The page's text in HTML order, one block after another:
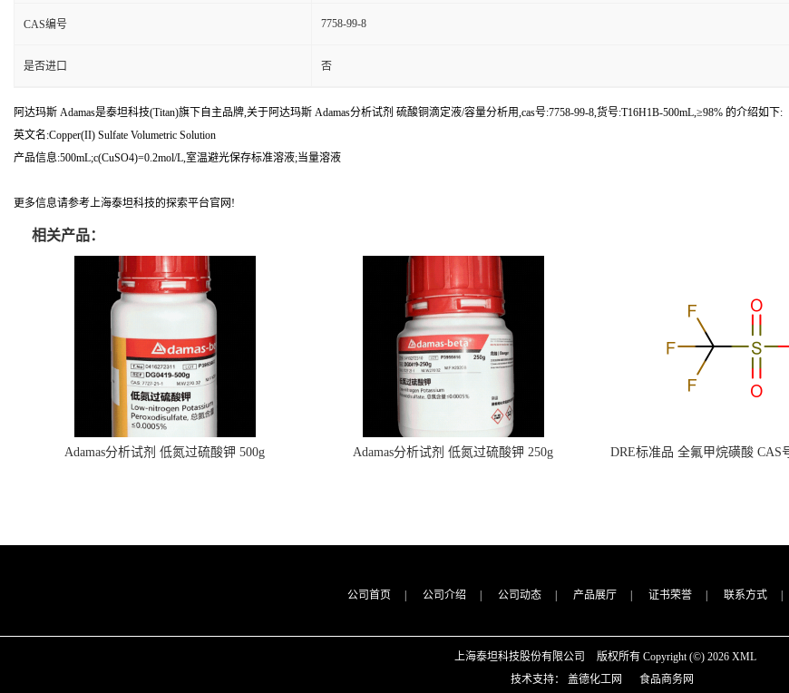
CAS编号 7758-99-8
是否进口 否
阿达玛斯 Adamas是泰坦科技(Titan)旗下自主品牌,关于阿达玛斯 Adamas分析试剂 硫酸铜滴定液/容量分析用,cas号:7758-99-8,货号:T16H1B-500mL,≥98% 的介绍如下:
英文名:Copper(II) Sulfate Volumetric Solution
产品信息:500mL;c(CuSO4)=0.2mol/L,室温避光保存标准溶液;当量溶液
更多信息请参考上海泰坦科技的探索平台官网!
相关产品：
Adamas分析试剂 低氮过硫酸钾 500g
Adamas分析试剂 低氮过硫酸钾 250g
DRE标准品 全氟甲烷磺酸 CAS
公司首页 | 公司介绍 | 公司动态 | 产品展厅 | 证书荣誉 | 联系方式 |
上海泰坦科技股份有限公司 版权所有 Copyright (©) 2026 XML
技术支持： 盖德化工网 食品商务网